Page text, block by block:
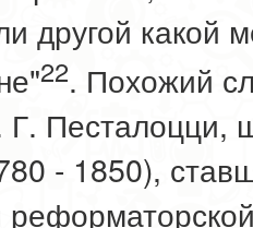
другой какой
22. Похожий
Г.
- 1850),